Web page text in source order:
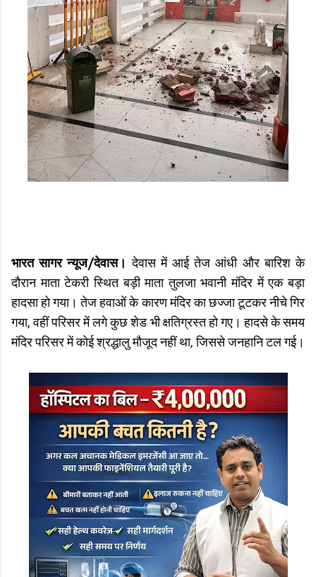
भारत सागर न्यूज/देवास।देवास में आई तेज आंधी और बारिश के
दौरान माता टेकरी स्थित बड़ी माता तुलजा भवानी मंदिर में एक बड़ा
हादसा हो गया। तेज हवाओं के कारण मंदिर का छज्जा टूटकर नीचे गिर
गया, वहीं परिसर में लगे कुछ शेड भी क्षतिग्रस्त हो गए। हादसे के समय
मंदिर परिसर में कोई श्रद्धालु मौजूद नहीं था, जिससे जनहानि टल गई।